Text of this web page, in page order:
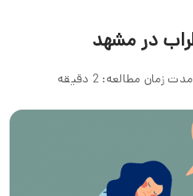
در مشهد
مدت زمان مطالعه: 2 دقیقه